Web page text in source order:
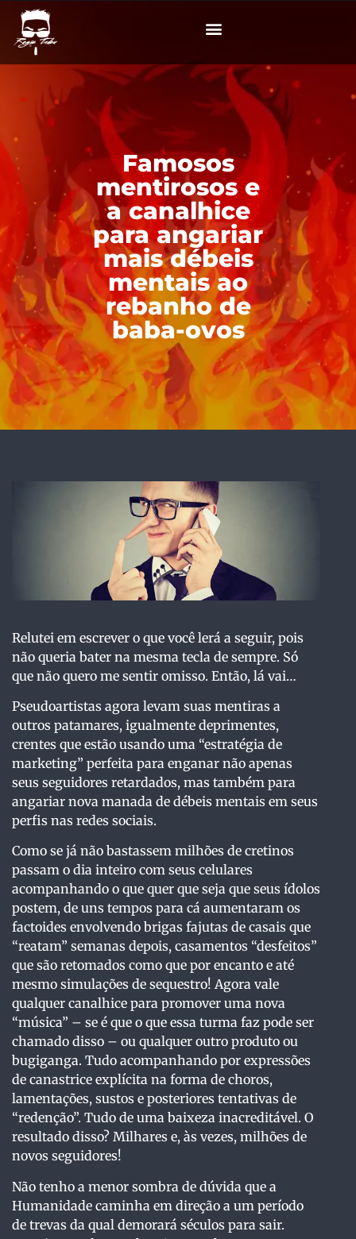
Famosos
mentirosos e
a canalhice
para angariar
mais débeis
mentais ao
rebanho de
baba-ovos
Relutei em escrever o que você lerá a seguir, pois
não queria bater na mesma tecla de sempre. Só
que não quero me sentir omisso. Então, lá vai…
Pseudoartistas agora levam suas mentiras a
outros patamares, igualmente deprimentes,
crentes que estão usando uma “estratégia de
marketing” perfeita para enganar não apenas
seus seguidores retardados, mas também para
angariar nova manada de débeis mentais em seus
perfis nas redes sociais.
Como se já não bastassem milhões de cretinos
passam o dia inteiro com seus celulares
acompanhando o que quer que seja que seus ídolos
postem, de uns tempos para cá aumentaram os
factoides envolvendo brigas fajutas de casais que
“reatam” semanas depois, casamentos “desfeitos”
que são retomados como que por encanto e até
mesmo simulações de sequestro! Agora vale
qualquer canalhice para promover uma nova
“música” – se é que o que essa turma faz pode ser
chamado disso – ou qualquer outro produto ou
bugiganga. Tudo acompanhando por expressões
de canastrice explícita na forma de choros,
lamentações, sustos e posteriores tentativas de
“redenção”. Tudo de uma baixeza inacreditável. O
resultado disso? Milhares e, às vezes, milhões de
novos seguidores!
Não tenho a menor sombra de dúvida que a
Humanidade caminha em direção a um período
de trevas da qual demorará séculos para sair.